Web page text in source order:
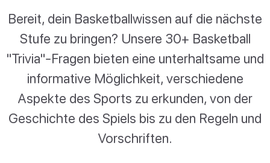
Bereit, dein Basketballwissen auf die nächste
Stufe zu bringen? Unsere 30+ Basketball
"Trivia"-Fragen bieten eine unterhaltsame und
informative Möglichkeit, verschiedene
Aspekte des Sports zu erkunden, von der
Geschichte des Spiels bis zu den Regeln und
Vorschriften.